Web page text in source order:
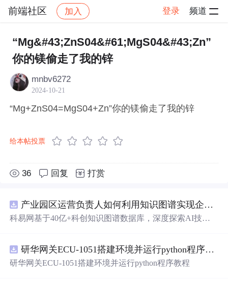
前端社区 加入 登录 频道
社区 前端社区 感慨
“Mg&#43;ZnS04&#61;MgS04&#43;Zn”
你的镁偷走了我的锌
mnbv6272
2024-10-21
“Mg+ZnS04=MgS04+Zn”你的镁偷走了我的锌
给本帖投票
36 回复 打赏
产业园区运营负责人如何利用知识图谱实现企业精准对接与协同？.docx
科易网基于40亿+科创知识图谱数据库，深度探索AI技术
新领域的AI+数智化解决方案，推动科技创新与产业创新
智能化发展。
研华网关ECU-1051搭建环境并运行python程序教程
研华网关ECU-1051搭建环境并运行python程序教程